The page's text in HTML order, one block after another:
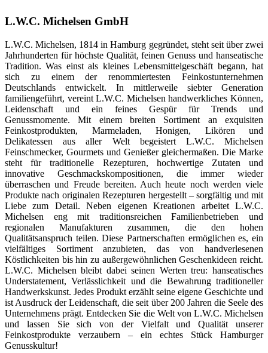
L.W.C. Michelsen GmbH
L.W.C. Michelsen, 1814 in Hamburg gegründet, steht seit über zwei
Jahrhunderten für höchste Qualität, feinen Genuss und hanseatische
Tradition. Was einst als kleines Lebensmittelgeschäft begann, hat
sich zu einem der renommiertesten Feinkostunternehmen
Deutschlands entwickelt. In mittlerweile siebter Generation
familiengeführt, vereint L.W.C. Michelsen handwerkliches Können,
Leidenschaft und ein feines Gespür für Trends und
Genussmomente. Mit einem breiten Sortiment an exquisiten
Feinkostprodukten, Marmeladen, Honigen, Likören und
Delikatessen aus aller Welt begeistert L.W.C. Michelsen
Feinschmecker, Gourmets und Genießer gleichermaßen. Die Marke
steht für traditionelle Rezepturen, hochwertige Zutaten und
innovative Geschmackskompositionen, die immer wieder
überraschen und Freude bereiten. Auch heute noch werden viele
Produkte nach originalen Rezepturen hergestellt – sorgfältig und mit
Liebe zum Detail. Neben eigenen Kreationen arbeitet L.W.C.
Michelsen eng mit traditionsreichen Familienbetrieben und
regionalen Manufakturen zusammen, die den hohen
Qualitätsanspruch teilen. Diese Partnerschaften ermöglichen es, ein
vielfältiges Sortiment anzubieten, das von handverlesenen
Köstlichkeiten bis hin zu außergewöhnlichen Geschenkideen reicht.
L.W.C. Michelsen bleibt dabei seinen Werten treu: hanseatisches
Understatement, Verlässlichkeit und die Bewahrung traditioneller
Handwerkskunst. Jedes Produkt erzählt seine eigene Geschichte und
ist Ausdruck der Leidenschaft, die seit über 200 Jahren die Seele des
Unternehmens prägt. Entdecken Sie die Welt von L.W.C. Michelsen
und lassen Sie sich von der Vielfalt und Qualität unserer
Feinkostprodukte verzaubern – ein echtes Stück Hamburger
Genusskultur!